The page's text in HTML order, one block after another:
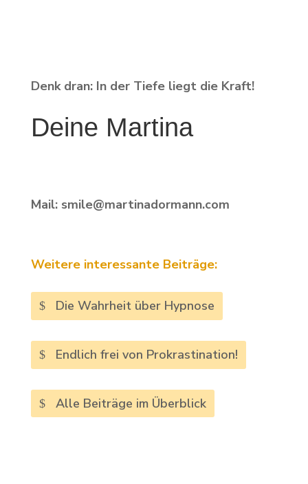
Denk dran: In der Tiefe liegt die Kraft!
Deine Martina
Mail: smile@martinadormann.com
Weitere interessante Beiträge:
Die Wahrheit über Hypnose
Endlich frei von Prokrastination!
Alle Beiträge im Überblick